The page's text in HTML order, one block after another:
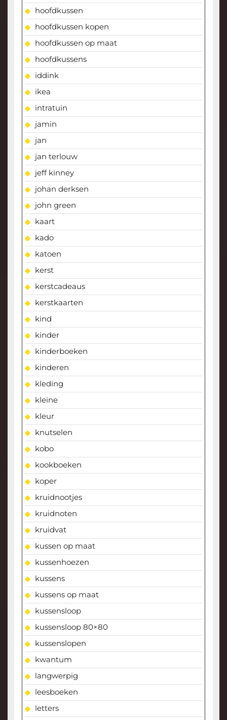
hoofdkussen
hoofdkussen kopen
hoofdkussen op maat
hoofdkussens
iddink
ikea
intratuin
jamin
jan
jan terlouw
jeff kinney
johan derksen
john green
kaart
kado
katoen
kerst
kerstcadeaus
kerstkaarten
kind
kinder
kinderboeken
kinderen
kleding
kleine
kleur
knutselen
kobo
kookboeken
koper
kruidnootjes
kruidnoten
kruidvat
kussen op maat
kussenhoezen
kussens
kussens op maat
kussensloop
kussensloop 80×80
kussenslopen
kwantum
langwerpig
leesboeken
letters